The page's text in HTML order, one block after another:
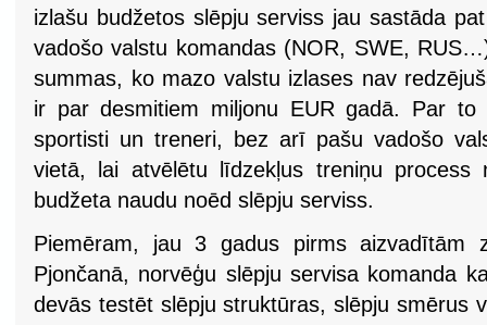
izlašu budžetos slēpju serviss jau sastāda
vadošo valstu komandas (NOR, SWE,
summas, ko mazo valstu izlases nav
ir par desmitiem miljonu EUR gadā. Par
sportisti un treneri, bez arī pašu vadošo
vietā, lai atvēlētu līdzekļus treniņu process
budžeta naudu noēd slēpju serviss.
Piemēram, jau 3 gadus pirms aizvadītām
Pjončanā, norvēģu slēpju servisa komanda
devās testēt slēpju struktūras, slēpju smērus